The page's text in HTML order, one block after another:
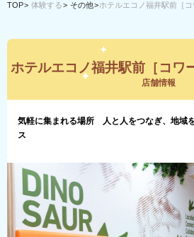
TOP 体験する その他 ホテルエコノ福井駅前［コ
ホテルエコノ福井駅前［コワ
店舗情報
気軽に集まれる場所 人と人をつなぎ、地域
ス